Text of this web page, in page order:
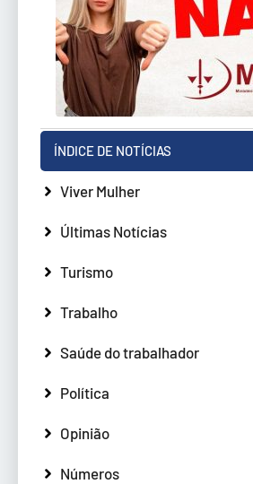
ÍNDICE DE NOTÍCIAS
Viver Mulher
Últimas Notícias
Turismo
Trabalho
Saúde do trabalhador
Política
Opinião
Números